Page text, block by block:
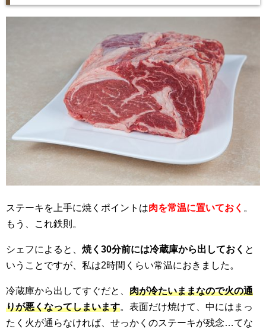
ステーキを上手に焼くポイントは肉を常温に置いておく 。
もう、これ鉄則。
シェフによると、 焼く30分前には冷蔵庫から出しておく と
いうことですが、私は2時間くらい常温におきました。
冷蔵庫から出してすぐだと、 肉が冷たいままなので火の通
りが悪くなってしまいます。表面だけ焼けて、中にはまっ
たく火が通らなければ、せっかくのステーキが残念…てな